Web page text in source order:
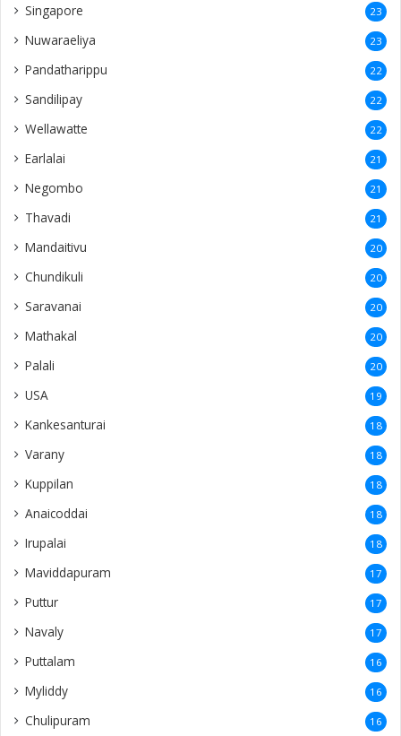
Singapore 23
Nuwaraeliya 23
Pandatharippu 22
Sandilipay 22
Wellawatte 22
Earlalai 21
Negombo 21
Thavadi 21
Mandaitivu 20
Chundikuli 20
Saravanai 20
Mathakal 20
Palali 20
USA 19
Kankesanturai 18
Varany 18
Kuppilan 18
Anaicoddai 18
Irupalai 18
Maviddapuram 17
Puttur 17
Navaly 17
Puttalam 16
Myliddy 16
Chulipuram 16